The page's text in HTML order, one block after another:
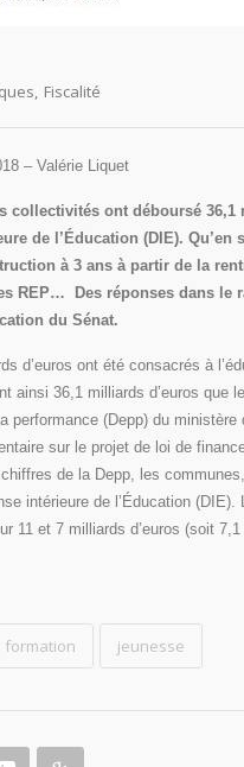
, Fiscalité
– Valérie Liquet
collectivités ont déboursé
de l’Éducation (DIE).
à 3 ans à partir de la
REP… Des réponses dans
du Sénat.
d’euros ont été consacrés à
ainsi 36,1 milliards d’euros que
performance (Depp) du
sur le projet de loi de
de la Depp, les
intérieure de l’Éducation
11 et 7 milliards d’euros (soit
formation jeunesse